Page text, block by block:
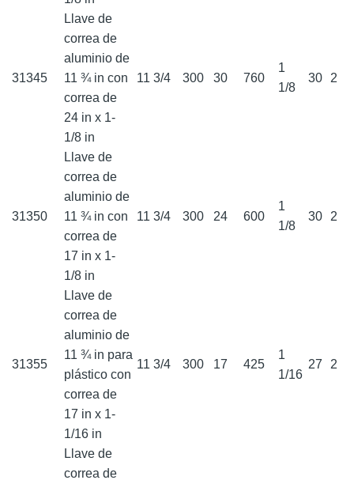
31345
Llave de
correa de
aluminio de
11 ¾ in con
correa de
24 in x 1-
1/8 in
11 3/4 300 30 760
1
1/8
30 2
31350
Llave de
correa de
aluminio de
11 ¾ in con
correa de
17 in x 1-
1/8 in
11 3/4 300 24 600
1
1/8
30 2
31355
Llave de
correa de
aluminio de
11 ¾ in para
plástico con
correa de
17 in x 1-
1/16 in
11 3/4 300 17 425
1
1/16
27 2
Llave de
correa de